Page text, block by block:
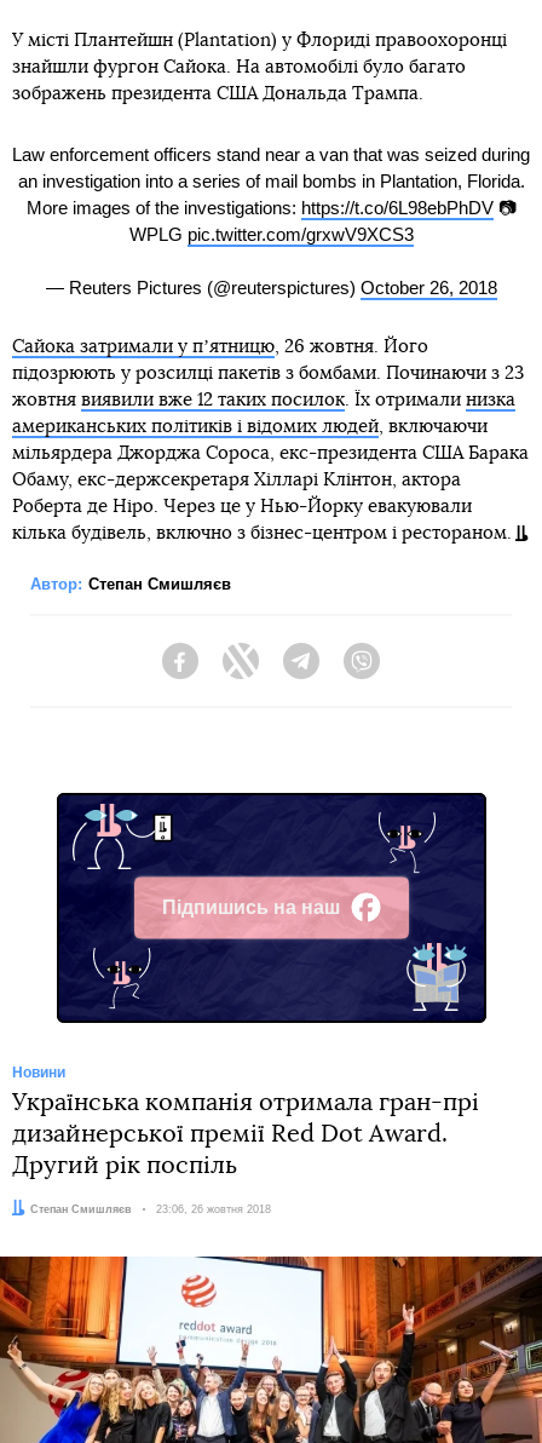
У місті Плантейшн (Plantation) у Флориді правоохоронці
знайшли фургон Сайока. На автомобілі було багато
зображень президента США Дональда Трампа.
Law enforcement officers stand near a van that was seized during
an investigation into a series of mail bombs in Plantation, Florida.
More images of the investigations: https://t.co/6L98ebPhDV📷
WPLG pic.twitter.com/grxwV9XCS3
— Reuters Pictures (@reuterspictures) October 26, 2018
Сайока затримали у пʼятницю, 26 жовтня. Його
підозрюють у розсилці пакетів з бомбами. Починаючи з 23
жовтня виявили вже 12 таких посилок. Їх отримали низка
американських політиків і відомих людей, включаючи
мільярдера Джорджа Сороса, екс-президента США Барака
Обаму, екс-держсекретаря Хілларі Клінтон, актора
Роберта де Ніро. Через це у Нью-Йорку евакуювали
кілька будівель, включно з бізнес-центром і рестораном.
Автор: Степан Смишляєв
FacebookTwitter Telegram
Підпишись на наш
Facebook
Новини
Українська компанія отримала гран-прі
дизайнерської премії Red Dot Award.
Другий рік поспіль
Автор:
Степан Смишляєв Дата:
23:06, 26 жовтня 2018